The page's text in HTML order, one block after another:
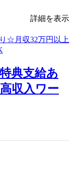
詳細を表示
典支給あ
収入ワー